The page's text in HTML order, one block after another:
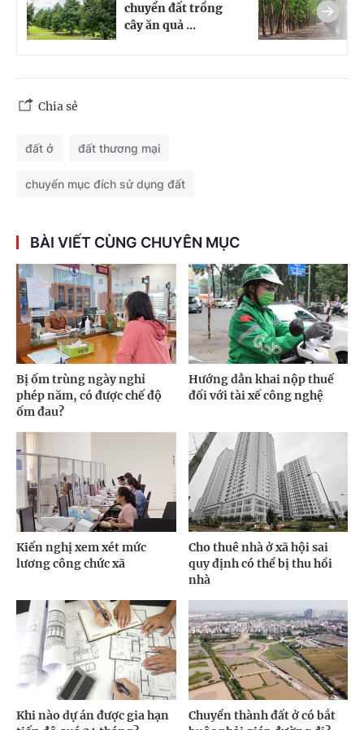
chuyển đất trồng
cây ăn quả ...
Chia sẻ
đất ở đất thương mại
chuyển mục đích sử dụng đất
BÀI VIẾT CÙNG CHUYÊN MỤC
Bị ốm trùng ngày nghỉ
phép năm, có được chế độ
ốm đau?
Hướng dẫn khai nộp thuế
đối với tài xế công nghệ
Kiến nghị xem xét mức
lương công chức xã
Cho thuê nhà ở xã hội sai
quy định có thể bị thu hồi
nhà
Khi nào dự án được gia hạn
Chuyển thành đất ở có bắt